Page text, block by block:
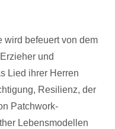
wird befeuert von dem
und
Lied ihrer Herren
Resilienz, der
Patchwork-
Lebensmodellen